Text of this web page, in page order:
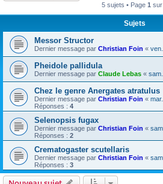
5 sujets • Page 1 sur
Sujets
Messor Structor
Dernier message par Christian Foin «
Pheidole pallidula
Dernier message par Claude Lebas «
Chez le genre Anergates atratulus
Dernier message par Christian Foin «
Réponses : 4
Selenopsis fugax
Dernier message par Christian Foin «
Réponses : 2
Crematogaster scutellaris
Dernier message par Christian Foin «
Réponses : 3